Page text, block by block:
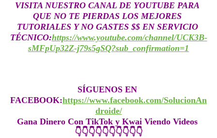
VISITA NUESTRO CANAL DE YOUTUBE PARA
QUE NO TE PIERDAS LOS MEJORES
TUTORIALES Y NO GASTES $$ EN SERVICIO
TÉCNICO:https://www.youtube.com/channel/UCK3B-
sMFpUp32Z-j79s5gSQ?sub_confirmation=1
SÍGUENOS EN
FACEBOOK:https://www.facebook.com/SolucionAn
droide/
Gana Dinero Con TikTok y Kwai Viendo Videos
👇👇👇👇👇👇👇👇👇👇